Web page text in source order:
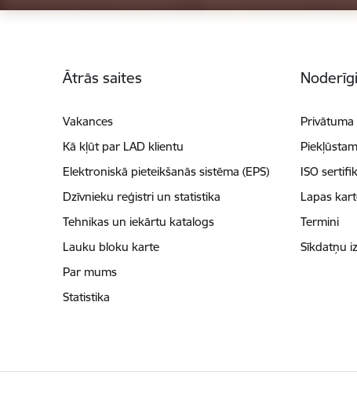
Ātrās saites
Vakances
Kā kļūt par LAD klientu
Elektroniskā pieteikšanās sistēma (EPS)
Dzīvnieku reģistri un statistika
Tehnikas un iekārtu katalogs
Lauku bloku karte
Par mums
Statistika
Noderīgi
ISO
Lapas
Termini
Sīkdatņu